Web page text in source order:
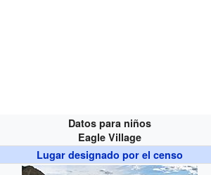
Datos para niños
Eagle Village
Lugar designado por el censo